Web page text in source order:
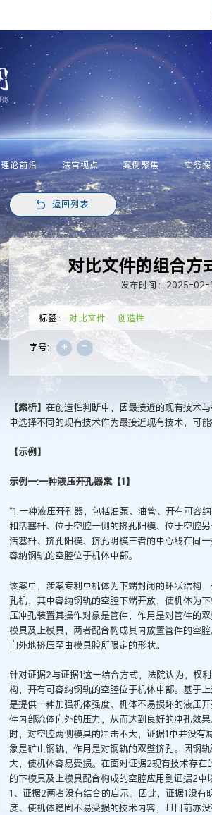
理论前沿 法官视点 案例聚焦 实务
返回列表
对比文件的组合方
发布时间：2025-02-
标签： 对比文件 创造性
字号: + -
【案析】 在创造性判断中，因最接近的现有技术
中选择不同的现有技术作为最接近现有技术，可
【示例】
示例一:一种液压开孔器案【1】
“1.一种液压开孔器，包括油泵、油管、开有可容
和活塞杆、位于空腔一侧的挤孔阳模、位于空腔
活塞杆、挤孔阳模、挤孔阴模三者的中心线在同
容纳钢轨的空腔位于机体中部。
该案中，涉案专利中机体为下端封闭的环状结构
孔机，其中容纳钢轨的空腔下端开放，使机体为
压冲孔装置其操作对象是管件，作用是对管件的
模具及上模具，两者配合构成其内放置管件的空
向外地挤压至由模具腔所限定的形状。
针对证据2与证据1这一结合方式，法院认为，权
构，开有可容纳钢轨的空腔位于机体中部。基于
是提供一种加强机体强度、机体不易损坏的液压
件内部流体向外的压力，从而达到良好的冲孔效
时，对空腔两侧模具的冲击不大，证据1中并没
象是矿山钢轨，作用是对钢轨的双壁挤孔。因钢
大，使机体容易受损。在面对证据2现有技术存
的下模具及上模具配合构成的空腔应用到证据2
1、证据2两者没有结合的启示。因此，证据1没
度、使机体稳固不易受损的技术内容，且目前亦